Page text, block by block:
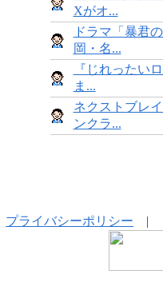
Xがオ...
ドラマ「暴君
岡・名...
『じれったい
ま...
ネクストブレ
ンクラ...
プライバシーポリシー